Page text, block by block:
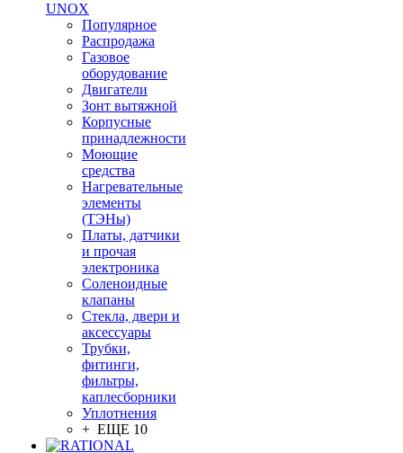
UNOX
Популярное
Распродажа
Газовое
оборудование
Двигатели
Зонт вытяжной
Корпусные
принадлежности
Моющие
средства
Нагревательные
элементы
(ТЭНы)
Платы, датчики
и прочая
электроника
Соленоидные
клапаны
Стекла, двери и
аксессуары
Трубки,
фитинги,
фильтры,
каплесборники
Уплотнения
+ ЕЩЕ 10